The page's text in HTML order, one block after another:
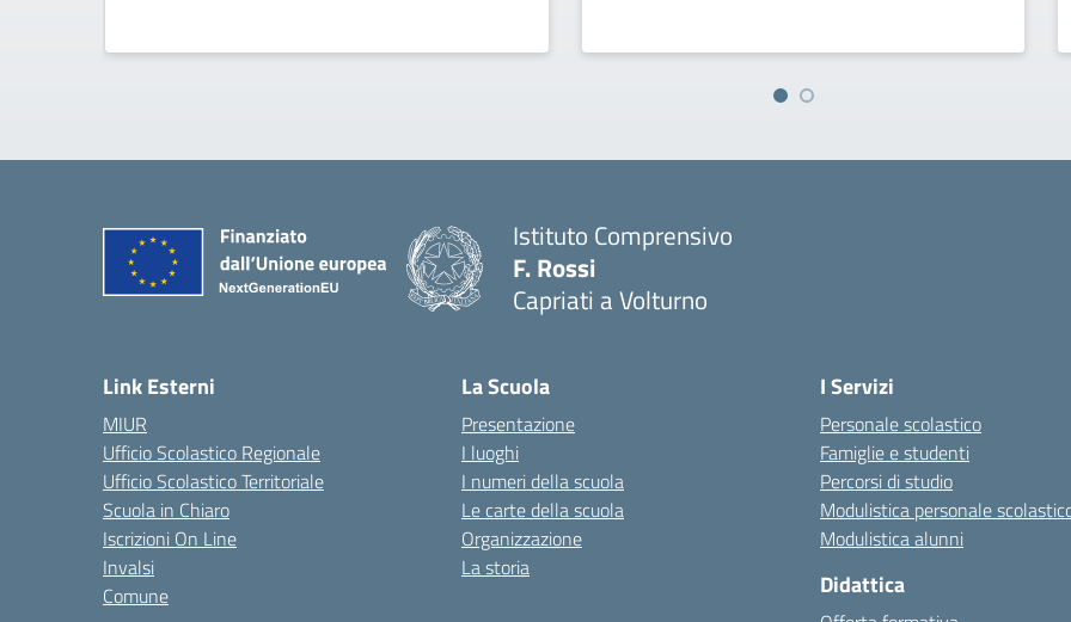
Istituto Comprensivo
F. Rossi
Capriati a Volturno
Link Esterni
MIUR
Ufficio Scolastico Regionale
Ufficio Scolastico Territoriale
Scuola in Chiaro
Iscrizioni On Line
Invalsi
Comune
La Scuola
Presentazione
I luoghi
I numeri della scuola
Le carte della scuola
Organizzazione
La storia
I Servizi
Personale scolastico
Famiglie e studenti
Percorsi di studio
Modulistica personale
Modulistica alunni
Didattica